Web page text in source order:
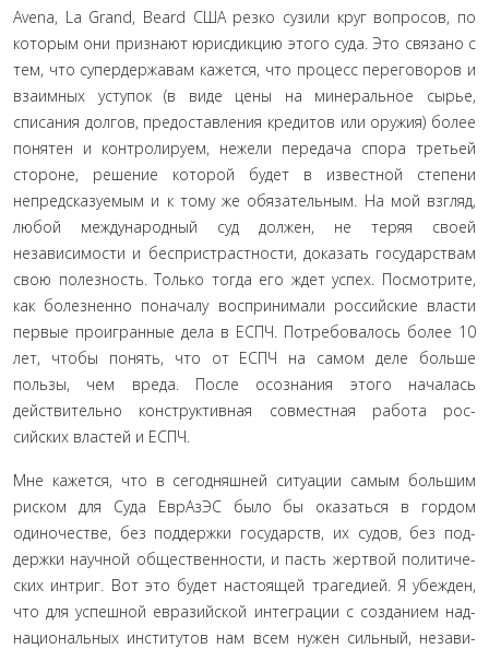
Avena, La Grand, Beard США резко сузили круг вопросов, по
которым они признают юрисдикцию этого суда. Это связано с
тем, что супердержавам кажется, что процесс переговоров и
взаимных уступок (в виде цены на минеральное сырье,
списания долгов, предоставления кредитов или оружия) более
понятен и кон­тролируем, нежели передача спора третьей
стороне, решение которой будет в известной степени
непредсказуемым и к тому же обязательным. На мой взгляд,
любой международный суд должен, не теряя своей
независимости и беспристрастности, доказать государствам
свою полезность. Только тогда его ждет успех. Посмотрите,
как болезненно поначалу воспринимали российские власти
первые проигранные дела в ЕСПЧ. Потре­бовалось более 10
лет, чтобы понять, что от ЕСПЧ на самом деле больше
пользы, чем вреда. После осознания этого нача­лась
действительно конструктивная совместная работа рос­
сийских властей и ЕСПЧ.
Мне кажется, что в сегодняшней ситуации самым боль­шим
риском для Суда ЕврАзЭС было бы оказаться в гордом
одиночестве, без поддержки государств, их судов, без под­
держки научной общественности, и пасть жертвой политиче­
ских интриг. Вот это будет настоящей трагедией. Я убежден,
что для успешной евразийской интеграции с созданием над­
национальных институтов нам всем нужен сильный, незави­